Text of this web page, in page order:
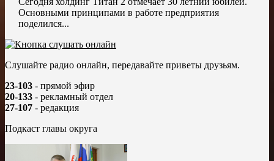
Основными принципами в работе предприятия
поделился...
Слушайте радио онлайн, передавайте приветы друзьям.
23-103 - прямой эфир
20-133 - рекламный отдел
27-107 - редакция
Подкаст главы округа